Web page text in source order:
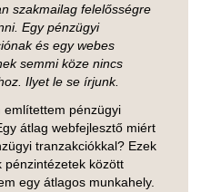
szakmailag felelősségre
Egy pénzügyi
és egy webes
semmi köze nincs
Ilyet le se írjunk.
említettem pénzügyi
átlag webfejlesztő miért
tranzakciókkal? Ezek
pénzintézetek között
egy átlagos munkahely.